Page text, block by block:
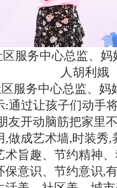
服务中心总监、妈
人胡利娥
务中心总监、妈
:通过让孩子们动手
友开动脑筋把家里
,做成艺术墙,时装秀
术旨趣、节约精神
保意识、节约意识,